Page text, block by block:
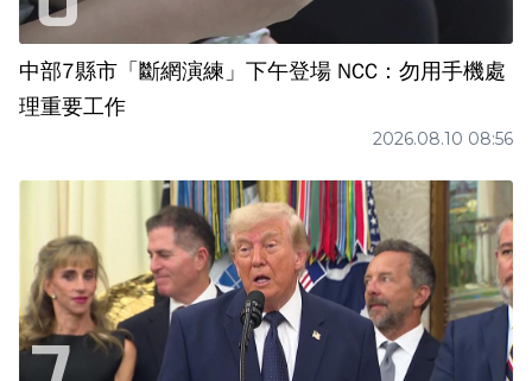
中部7縣市「斷網演練」下午登場 NCC：勿用手機處
理重要工作
2026.08.10 08:56